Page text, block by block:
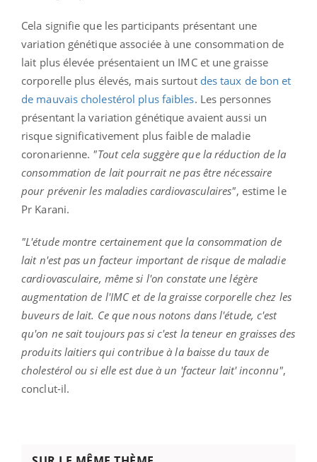
Cela signifie que les participants présentant une
variation génétique associée à une consommation de
lait plus élevée présentaient un IMC et une graisse
corporelle plus élevés, mais surtout des taux de bon et
de mauvais cholestérol plus faibles. Les personnes
présentant la variation génétique avaient aussi un
risque significativement plus faible de maladie
coronarienne. "Tout cela suggère que la réduction de la
consommation de lait pourrait ne pas être nécessaire
pour prévenir les maladies cardiovasculaires", estime le
Pr Karani.
"L'étude montre certainement que la consommation de
lait n'est pas un facteur important de risque de maladie
cardiovasculaire, même si l'on constate une légère
augmentation de l'IMC et de la graisse corporelle chez les
buveurs de lait. Ce que nous notons dans l'étude, c'est
qu'on ne sait toujours pas si c'est la teneur en graisses des
produits laitiers qui contribue à la baisse du taux de
cholestérol ou si elle est due à un 'facteur lait' inconnu",
conclut-il.